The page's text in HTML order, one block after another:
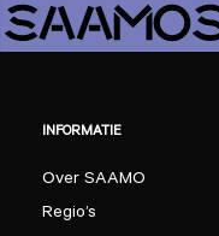
INFORMATIE
Over SAAMO
Regio’s